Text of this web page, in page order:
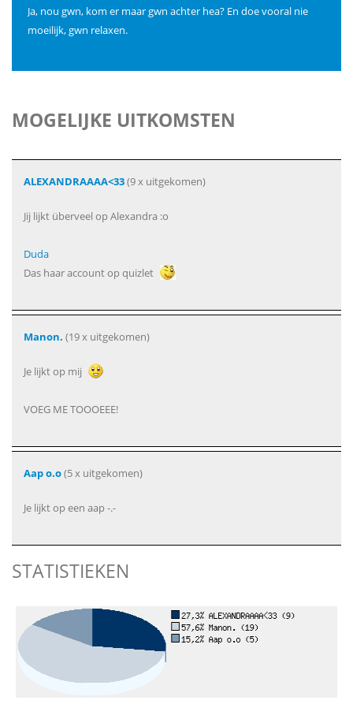
Ja, nou gwn, kom er maar gwn achter hea? En doe vooral nie
moeilijk, gwn relaxen.
MOGELIJKE UITKOMSTEN
ALEXANDRAAAA<33(9 x uitgekomen)
Jij lijkt überveel op Alexandra :o
Duda
Das haar account op quizlet
Manon. (19 x uitgekomen)
Je lijkt op mij
VOEG ME TOOOEEE!
Aap o.o(5 x uitgekomen)
Je lijkt op een aap -.-
STATISTIEKEN